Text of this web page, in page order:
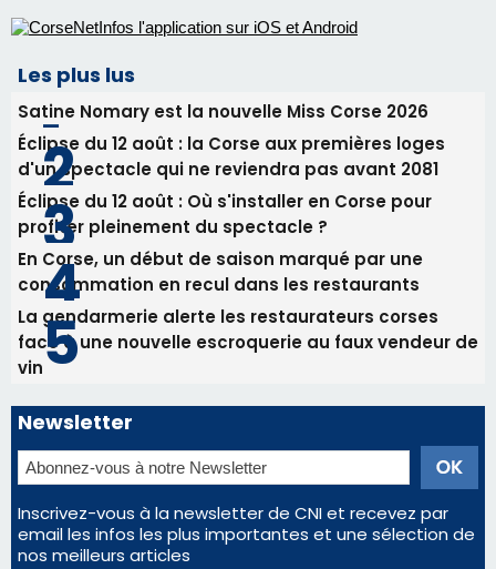
Les plus lus
Satine Nomary est la nouvelle Miss Corse 2026
Éclipse du 12 août : la Corse aux premières loges
d'un spectacle qui ne reviendra pas avant 2081
Éclipse du 12 août : Où s'installer en Corse pour
profiter pleinement du spectacle ?
En Corse, un début de saison marqué par une
consommation en recul dans les restaurants
La gendarmerie alerte les restaurateurs corses
face à une nouvelle escroquerie au faux vendeur de
vin
Newsletter
Inscrivez-vous à la newsletter de CNI et recevez par
email les infos les plus importantes et une sélection de
nos meilleurs articles